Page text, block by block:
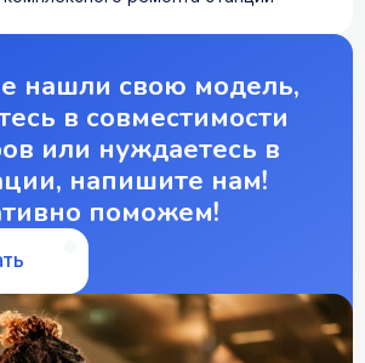
нашли свою модель,
в совместимости
или нуждаетесь в
напишите нам!
поможем!